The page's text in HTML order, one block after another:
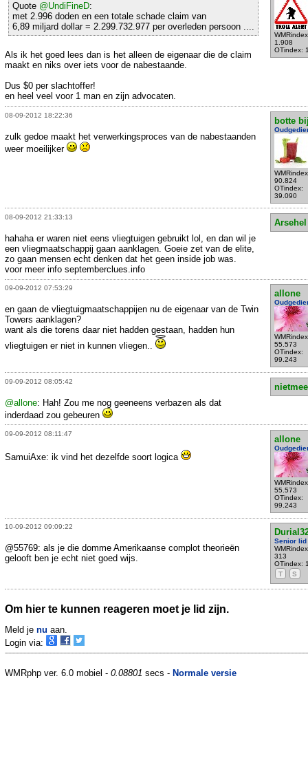
1.908
OTindex:
Quote @UndiFineD:
met 2.996 doden en een totale schade claim van
6,89 miljard dollar = 2.299.732.977 per overleden persoon ....
Als ik het goed lees dan is het alleen de eigenaar die de claim
maakt en niks over iets voor de nabestaande.
Dus $0 per slachtoffer!
en heel veel voor 1 man en zijn advocaten.
08-09-2012 18:22:36
botte
90.824
OTindex:
39.090
zulk gedoe maakt het verwerkingsproces van de nabestaanden
weer moeilijker
08-09-2012 21:33:13
Arsehel
hahaha er waren niet eens vliegtuigen gebruikt lol, en dan wil je
een vliegmaatschappij gaan aanklagen. Goeie zet van de elite,
zo gaan mensen echt denken dat het geen inside job was.
voor meer info septemberclues.info
09-09-2012 07:53:29
allone
55.573
OTindex:
99.243
en gaan de vliegtuigmaatschappijen nu de eigenaar van de Twin
Towers aanklagen?
want als die torens daar niet hadden gestaan, hadden hun
vliegtuigen er niet in kunnen vliegen..
09-09-2012 08:05:42
@allone: Hah! Zou me nog geeneens verbazen als dat
inderdaad zou gebeuren
09-09-2012 08:11:47
allone
55.573
OTindex:
99.243
SamuiAxe: ik vind het dezelfde soort logica
10-09-2012 09:09:22
Senior lid
313
OTindex:
T
S
@55769: als je die domme Amerikaanse complot theorieën
gelooft ben je echt niet goed wijs.
Om hier te kunnen reageren moet je lid zijn.
Meld je nu aan.
Login via:
WMRphp ver. 6.0 mobiel - 0.08801 secs - Normale versie